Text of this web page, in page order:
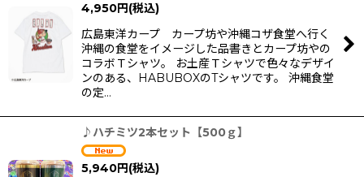
4,950円(税込)
広島東洋カープ カープ坊や沖縄コザ食堂へ行く
沖縄の食堂をイメージした品書きとカープ坊やの
コラボＴシャツ。 お土産Ｔシャツで色々なデザイ
ンのある、HABUBOXのTシャツです。 沖縄食堂
の定…
♪ハチミツ2本セット【500ｇ】
5,940円(税込)